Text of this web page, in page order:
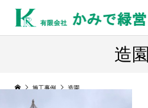
造園
施工事例 造園